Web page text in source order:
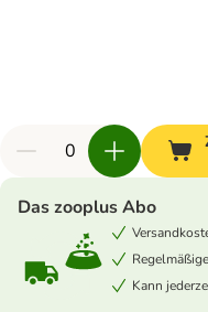
Das zooplus Abo
Kann